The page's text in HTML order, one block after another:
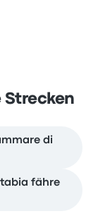
Strecken
di
fähre